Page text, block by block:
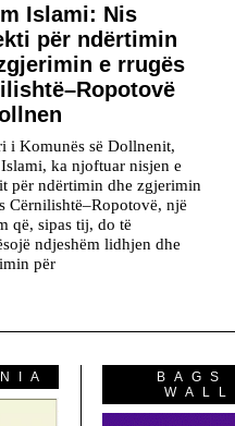
Islami: Nis
për ndërtimin
e rrugës
i Komunës së Dollnenit,
ka njoftuar nisjen e
për ndërtimin dhe zgjerimin
Cërnilishtë–Ropotovë, një
që, sipas tij, do të
ndjeshëm lidhjen dhe
për
BAGS